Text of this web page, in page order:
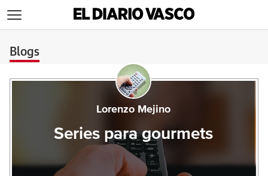
Blogs
Lorenzo Mejino
Series para gourmets